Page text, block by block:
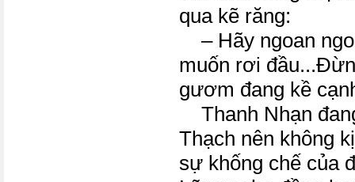
qua kẽ răng:
– Hãy ngoan
muốn rơi
gươm đang kề
Thanh Nhạn
Thạch nên không
sự khống chế của